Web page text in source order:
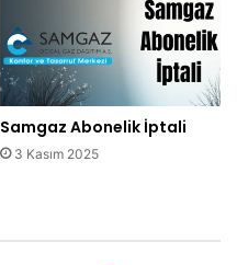
Samgaz Abonelik İptali
3 Kasım 2025